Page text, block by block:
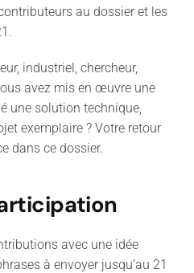
au dossier et les
industriel, chercheur,
avez mis en œuvre une
une solution technique,
exemplaire ? Votre retour
dans ce dossier.
avec une idée
à envoyer jusqu’au 21